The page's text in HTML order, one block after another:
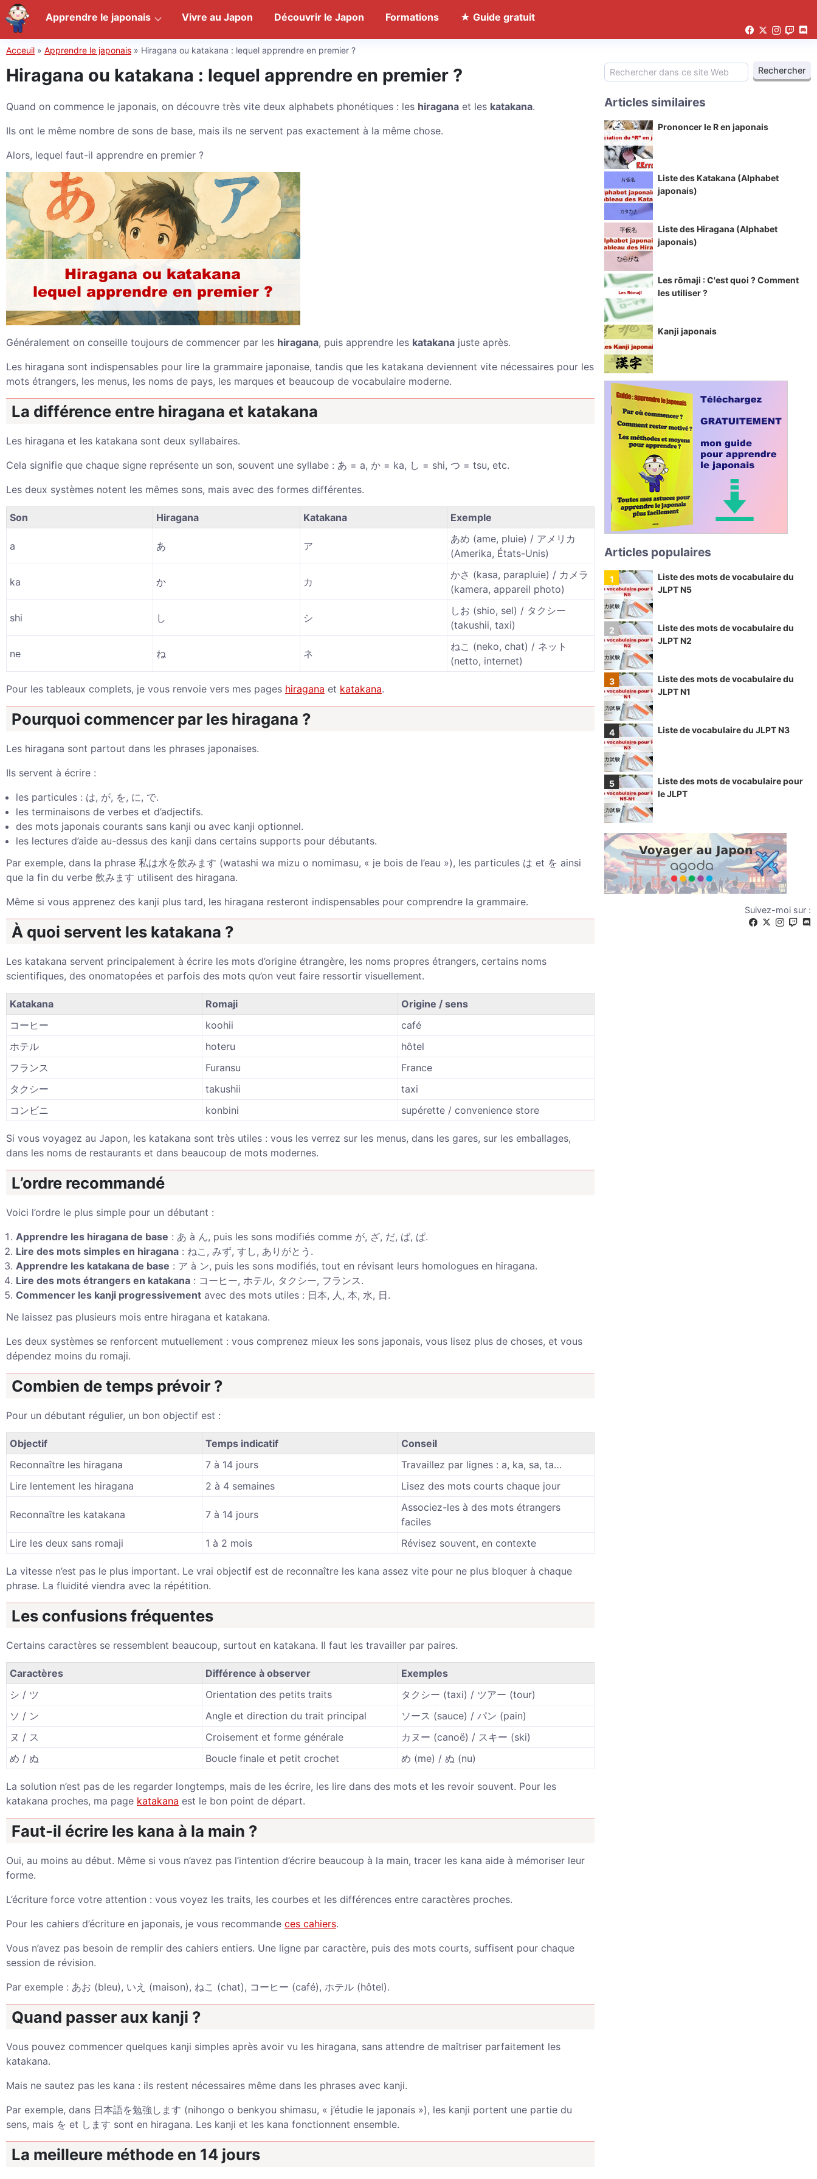
Acceuil » Apprendre le japonais » Hiragana ou katakana : lequel apprendre en premier ?
Hiragana ou katakana : lequel apprendre en premier ?
Quand on commence le japonais, on découvre très vite deux alphabets phonétiques : les hiragana et les katakana.
Ils ont le même nombre de sons de base, mais ils ne servent pas exactement à la même chose.
Alors, lequel faut-il apprendre en premier ?
Généralement on conseille toujours de commencer par les hiragana, puis apprendre les katakana juste après.
Les hiragana sont indispensables pour lire la grammaire japonaise, tandis que les katakana deviennent vite nécessaires pour les
mots étrangers, les menus, les noms de pays, les marques et beaucoup de vocabulaire moderne.
La différence entre hiragana et katakana
Les hiragana et les katakana sont deux syllabaires.
Cela signifie que chaque signe représente un son, souvent une syllabe : あ = a, か = ka, し = shi, つ = tsu, etc.
Les deux systèmes notent les mêmes sons, mais avec des formes différentes.
Son Hiragana Katakana Exemple
a あ ア
あめ (ame, pluie) / アメリカ
(Amerika, États-Unis)
ka か カ
かさ (kasa, parapluie) / カメラ
(kamera, appareil photo)
shi し シ
しお (shio, sel) / タクシー
(takushii, taxi)
ne ね ネ
ねこ (neko, chat) / ネット
(netto, internet)
Pour les tableaux complets, je vous renvoie vers mes pages hiragana et katakana.
Pourquoi commencer par les hiragana ?
Les hiragana sont partout dans les phrases japonaises.
Ils servent à écrire :
les particules : は, が, を, に, で.
les terminaisons de verbes et d’adjectifs.
des mots japonais courants sans kanji ou avec kanji optionnel.
les lectures d’aide au-dessus des kanji dans certains supports pour débutants.
Par exemple, dans la phrase 私は水を飲みます (watashi wa mizu o nomimasu, « je bois de l’eau »), les particules は et を ainsi
que la fin du verbe 飲みます utilisent des hiragana.
Même si vous apprenez des kanji plus tard, les hiragana resteront indispensables pour comprendre la grammaire.
À quoi servent les katakana ?
Les katakana servent principalement à écrire les mots d’origine étrangère, les noms propres étrangers, certains noms
scientifiques, des onomatopées et parfois des mots qu’on veut faire ressortir visuellement.
Katakana Romaji
Origine / sens
コーヒー
koohii
café
ホテル
hoteru
hôtel
フランス
Furansu
France
タクシー
takushii
taxi
コンビニ
konbini supérette / convenience store
Si vous voyagez au Japon, les katakana sont très utiles : vous les verrez sur les menus, dans les gares, sur les emballages,
dans les noms de restaurants et dans beaucoup de mots modernes.
L’ordre recommandé
Voici l’ordre le plus simple pour un débutant :
Apprendre les hiragana de base : あ à ん, puis les sons modifiés comme が, ざ, だ, ば, ぱ.
Lire des mots simples en hiragana : ねこ, みず, すし, ありがとう.
Apprendre les katakana de base : ア à ン, puis les sons modifiés, tout en révisant leurs homologues en hiragana.
Lire des mots étrangers en katakana : コーヒー, ホテル, タクシー, フランス.
Commencer les kanji progressivement avec des mots utiles : 日本, 人, 本, 水, 日.
Ne laissez pas plusieurs mois entre hiragana et katakana.
Les deux systèmes se renforcent mutuellement : vous comprenez mieux les sons japonais, vous lisez plus de choses, et vous
dépendez moins du romaji.
Combien de temps prévoir ?
Pour un débutant régulier, un bon objectif est :
Objectif Temps indicatif
Conseil
Reconnaître les hiragana
7 à 14 jours
Travaillez par lignes : a, ka, sa, ta…
Lire lentement les hiragana
2 à 4 semaines Lisez des mots courts chaque jour
Reconnaître les katakana 7 à 14 jours
Associez-les à des mots étrangers
faciles
Lire les deux sans romaji
1 à 2 mois Révisez souvent, en contexte
La vitesse n’est pas le plus important. Le vrai objectif est de reconnaître les kana assez vite pour ne plus bloquer à chaque
phrase. La fluidité viendra avec la répétition.
Les confusions fréquentes
Certains caractères se ressemblent beaucoup, surtout en katakana. Il faut les travailler par paires.
Caractères Différence à observer
Exemples
シ / ツ
Orientation des petits traits
タクシー (taxi) / ツアー (tour)
ソ / ン
Angle et direction du trait principal
ソース (sauce) / パン (pain)
ヌ / ス
Croisement et forme générale
カヌー (canoë) / スキー (ski)
め / ぬ
Boucle finale et petit crochet め (me) / ぬ (nu)
La solution n’est pas de les regarder longtemps, mais de les écrire, les lire dans des mots et les revoir souvent. Pour les
katakana proches, ma page katakana est le bon point de départ.
Faut-il écrire les kana à la main ?
Oui, au moins au début. Même si vous n’avez pas l’intention d’écrire beaucoup à la main, tracer les kana aide à mémoriser leur
forme.
L’écriture force votre attention : vous voyez les traits, les courbes et les différences entre caractères proches.
Pour les cahiers d’écriture en japonais, je vous recommande ces cahiers.
Vous n’avez pas besoin de remplir des cahiers entiers. Une ligne par caractère, puis des mots courts, suffisent pour chaque
session de révision.
Par exemple : あお (bleu), いえ (maison), ねこ (chat), コーヒー (café), ホテル (hôtel).
Quand passer aux kanji ?
Vous pouvez commencer quelques kanji simples après avoir vu les hiragana, sans attendre de maîtriser parfaitement les
katakana.
Mais ne sautez pas les kana : ils restent nécessaires même dans les phrases avec kanji.
Par exemple, dans 日本語を勉強します (nihongo o benkyou shimasu, « j’étudie le japonais »), les kanji portent une partie du
sens, mais を et します sont en hiragana. Les kanji et les kana fonctionnent ensemble.
La meilleure méthode en 14 jours
Articles similaires
Prononcer le R en japonais
Liste des Katakana (Alphabet
japonais)
Liste des Hiragana (Alphabet
japonais)
Les rōmaji : C'est quoi ? Comment
les utiliser ?
Kanji japonais
Articles populaires
Liste des mots de vocabulaire du
JLPT N5
Liste des mots de vocabulaire du
JLPT N2
Liste des mots de vocabulaire du
JLPT N1
Liste de vocabulaire du JLPT N3
Liste des mots de vocabulaire pour
le JLPT
Suivez-moi sur :
Apprendre le japonais Vivre au Japon Découvrir le Japon Formations ★ Guide gratuit